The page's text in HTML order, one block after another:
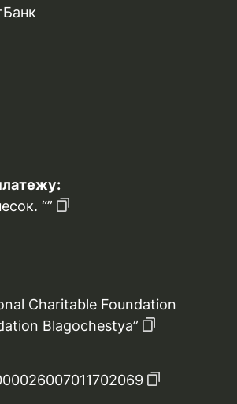
“”
Charitable Foundation
Blagochestya”